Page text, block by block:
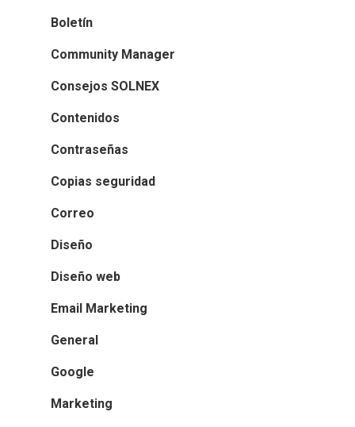
Boletín
Community Manager
Consejos SOLNEX
Contenidos
Contraseñas
Copias seguridad
Correo
Diseño
Diseño web
Email Marketing
General
Google
Marketing